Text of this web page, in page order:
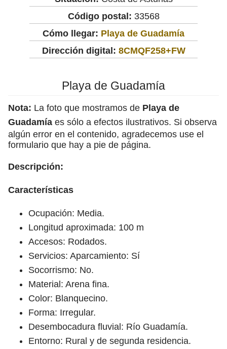
Código postal: 33568
Cómo llegar: Playa de Guadamía
Dirección digital: 8CMQF258+FW
Playa de Guadamía
Nota: La foto que mostramos de Playa de
Guadamía es sólo a efectos ilustrativos. Si observa
algún error en el contenido, agradecemos use el
formulario que hay a pie de página.
Descripción:
Características
Ocupación: Media.
Longitud aproximada: 100 m
Accesos: Rodados.
Servicios: Aparcamiento: Sí
Socorrismo: No.
Material: Arena fina.
Color: Blanquecino.
Forma: Irregular.
Desembocadura fluvial: Río Guadamía.
Entorno: Rural y de segunda residencia.